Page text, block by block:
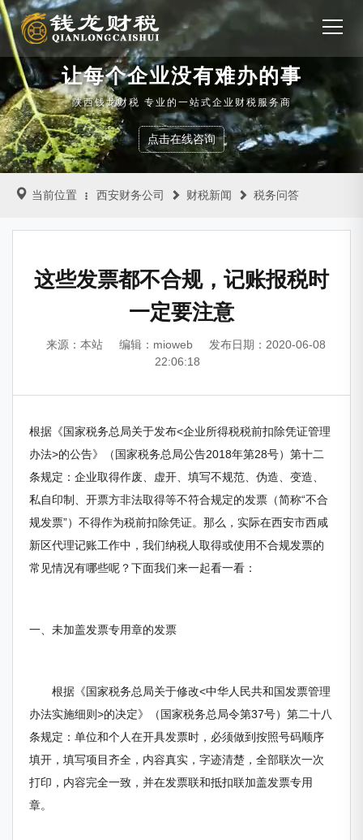
让每个企业没有难办的事
陕西钱龙财税 专业的一站式企业财税服务商
点击在线咨询
当前位置 西安财务公司 财税新闻 税务问答
这些发票都不合规，记账报税时
一定要注意
来源：本站 编辑：mioweb
发布日期：2020-06-08
22:06:18
根据《国家税务总局关于发布<企业所得税税前扣除凭证管理
办法>的公告》（国家税务总局公告2018年第28号）第十二
条规定：企业取得作废、虚开、填写不规范、伪造、变造、
私自印制、开票方非法取得等不符合规定的发票（简称“不合
规发票”）不得作为税前扣除凭证。那么，实际在西安市西咸
新区代理记账工作中，我们纳税人取得或使用不合规发票的
常见情况有哪些呢？下面我们来一起看一看：
一、未加盖发票专用章的发票
根据《国家税务总局关于修改<中华人民共和国发票管理
办法实施细则>的决定》（国家税务总局令第37号）第二十八
条规定：单位和个人在开具发票时，必须做到按照号码顺序
填开，填写项目齐全，内容真实，字迹清楚，全部联次一次
打印，内容完全一致，并在发票联和抵扣联加盖发票专用
章。